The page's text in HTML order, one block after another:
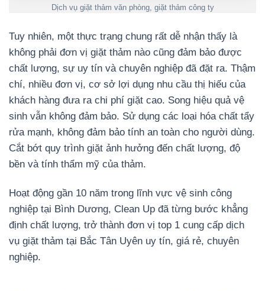
Dịch vụ giặt thảm văn phòng, giặt thảm công ty
Tuy nhiên, một thực trạng chung rất dễ nhận thấy là
không phải đơn vị giặt thảm nào cũng đảm bảo được
chất lượng, sự uy tín và chuyên nghiệp đã đặt ra. Thậm
chí, nhiều đơn vị, cơ sở lợi dụng nhu cầu thị hiếu của
khách hàng đưa ra chi phí giặt cao. Song hiệu quả vệ
sinh vẫn không đảm bảo. Sử dụng các loại hóa chất tẩy
rửa mạnh, không đảm bảo tính an toàn cho người dùng.
Cắt bớt quy trình giặt ảnh hưởng đến chất lượng, độ
bền và tính thẩm mỹ của thảm.
Hoạt động gần 10 năm trong lĩnh vực vệ sinh công
nghiệp tại Bình Dương, Clean Up đã từng bước khẳng
định chất lượng, trở thành đơn vị top 1 cung cấp dịch
vụ giặt thảm tại Bắc Tân Uyên uy tín, giá rẻ, chuyên
nghiệp.